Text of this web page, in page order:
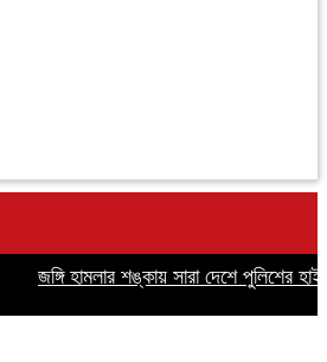
জঙ্গি হামলার শঙ্কায় সারা দেশে পুলিশের হাই